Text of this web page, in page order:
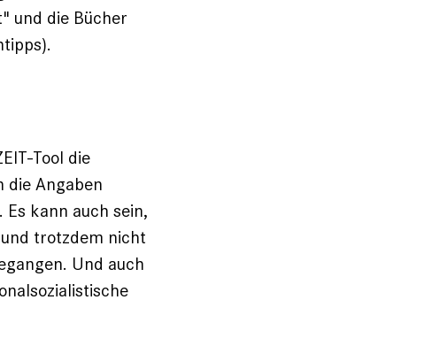
und die Bücher
Tool die
Angaben
kann auch sein,
trotzdem nicht
Und auch